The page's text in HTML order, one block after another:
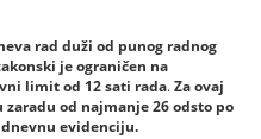
rad duži od punog radnog
je ograničen na
limit od 12 sati rada.Za ovaj
od najmanje 26 odsto po
evidenciju.